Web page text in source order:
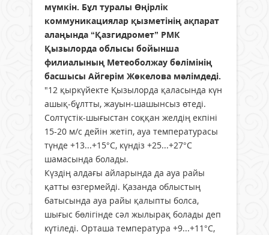
мүмкін. Бұл туралы Өңірлік
коммуникациялар қызметінің ақпарат
алаңында “Қазгидромет” РМК
Қызылорда облысы бойынша
филиалының Метеоболжау бөлімінің
басшысы Айгерім Жөкелова мәлімдеді.
"12 қыркүйекте Қызылорда қаласында күн
ашық-бұлтты, жауын-шашынсыз өтеді.
Солтүстік-шығыстан соққан желдің екпіні
15-20 м/с дейін жетіп, ауа температурасы
түнде +13...+15°С, күндіз +25...+27°С
шамасында болады.
Күздің алдағы айларында да ауа райы
қатты өзгермейді. Қазанда облыстың
батысында ауа райы қалыпты болса,
шығыс бөлігінде сәл жылырақ болады деп
күтіледі. Орташа температура +9...+11°С,